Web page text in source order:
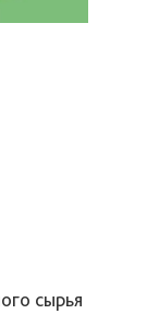
сырья